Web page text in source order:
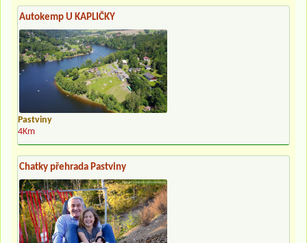
Autokemp U KAPLIČKY
Pastviny
4Km
Chatky přehrada Pastviny